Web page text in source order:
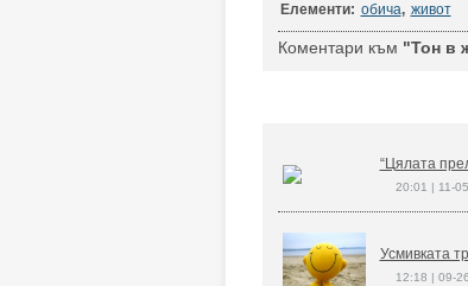
Елементи: обича, живот
Коментари към "Тон в
“Цялата
20:01 | 11-
Усмивката
12:18 | 09-